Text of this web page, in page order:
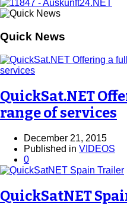
Quick News
QuickSat.NET
range of services
December 21, 2015
Published in VIDEOS
0
QuickSatNET